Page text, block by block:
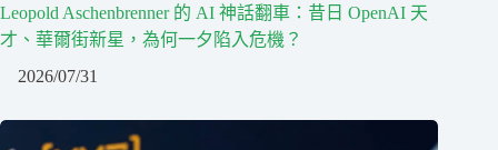
Leopold Aschenbrenner 的 AI 神話翻車：昔日 OpenAI 天
才、華爾街新星，為何一夕陷入危機？
2026/07/31